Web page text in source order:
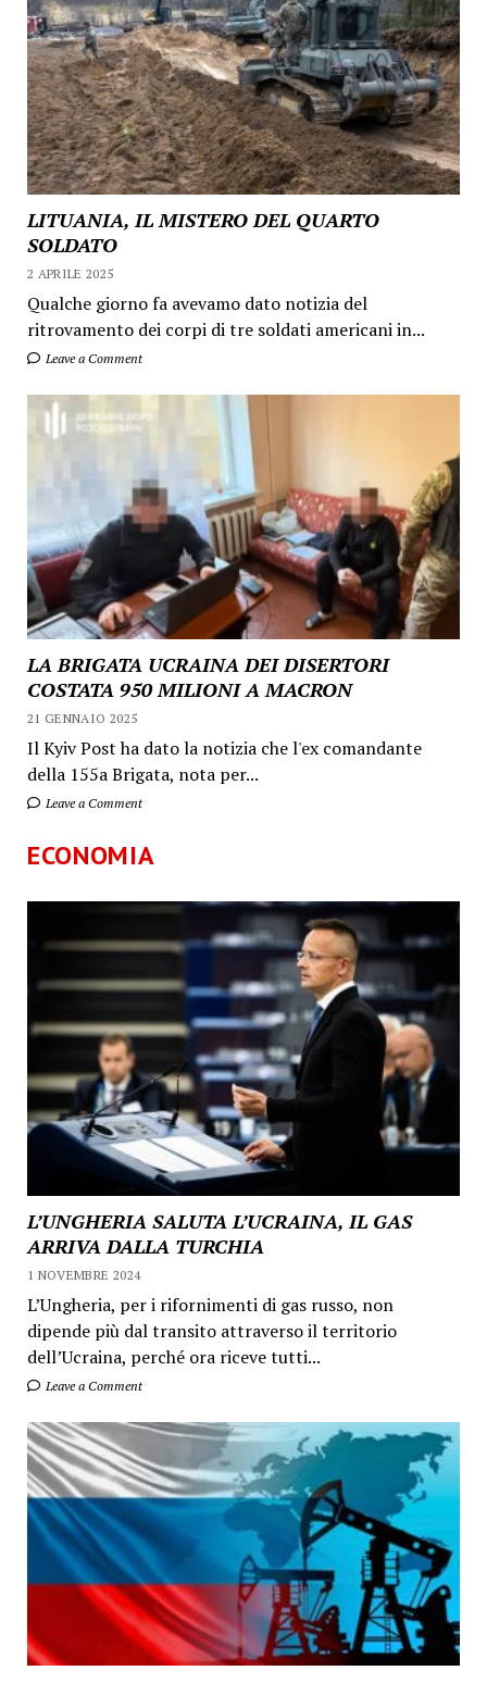
LITUANIA, IL MISTERO DEL QUARTO
SOLDATO
2 APRILE 2025
Qualche giorno fa avevamo dato notizia del
ritrovamento dei corpi di tre soldati americani in...
Leave a Comment
LA BRIGATA UCRAINA DEI DISERTORI
COSTATA 950 MILIONI A MACRON
21 GENNAIO 2025
Il Kyiv Post ha dato la notizia che l'ex comandante
della 155a Brigata, nota per...
Leave a Comment
ECONOMIA
L’UNGHERIA SALUTA L’UCRAINA, IL GAS
ARRIVA DALLA TURCHIA
1 NOVEMBRE 2024
L’Ungheria, per i rifornimenti di gas russo, non
dipende più dal transito attraverso il territorio
dell’Ucraina, perché ora riceve tutti...
Leave a Comment